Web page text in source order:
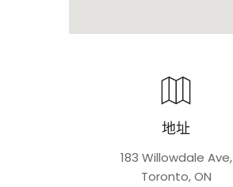
地址
183 Willowdale Ave,
Toronto, ON